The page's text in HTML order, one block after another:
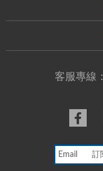
客服專線：
Email